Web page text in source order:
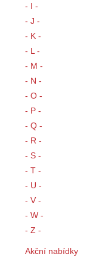
- I -
- J -
- K -
- L -
- M -
- N -
- O -
- P -
- Q -
- R -
- S -
- T -
- U -
- V -
- W -
- Z -
Akční nabídky